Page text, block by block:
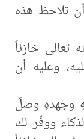
تلاحظ هذه
تعالى خازناً
وعليه أن
وجهدهِ وصلَ
ووفّر لك